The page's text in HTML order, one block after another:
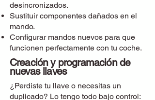
desincronizados.
Sustituir componentes dañados en el
mando.
Configurar mandos nuevos para que
funcionen perfectamente con tu coche.
Creación y programación de
nuevas llaves
¿Perdiste tu llave o necesitas un
duplicado? Lo tengo todo bajo control: